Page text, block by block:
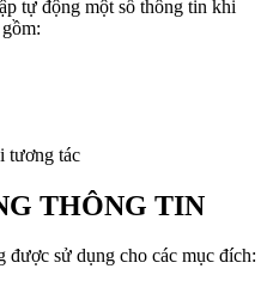
tự động một số thông tin khi
tương tác
THÔNG TIN
được sử dụng cho các mục đích: